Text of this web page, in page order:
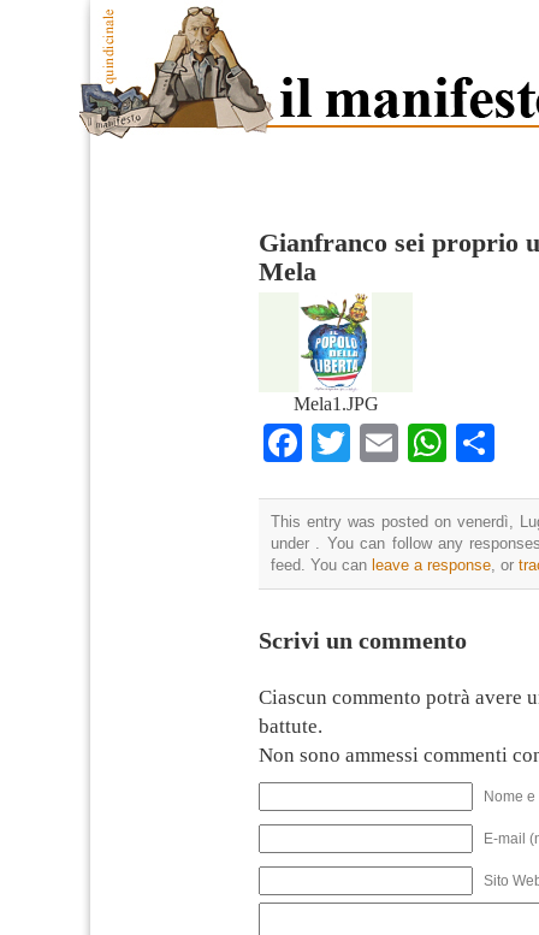
Gianfranco sei proprio
Mela
Mela1.JPG
Facebook
Twitter
Email
This entry was posted on venerdì,
under . You can follow any
feed. You can leave a response , or
Scrivi un commento
Ciascun commento potrà avere
battute.
Non sono ammessi commenti
Nome
E-mail
Sito